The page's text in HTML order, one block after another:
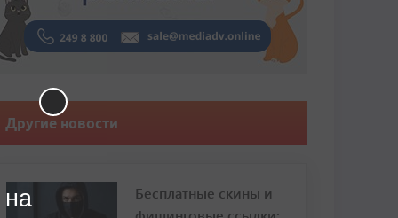
Другие новости
Бесплатные скины и